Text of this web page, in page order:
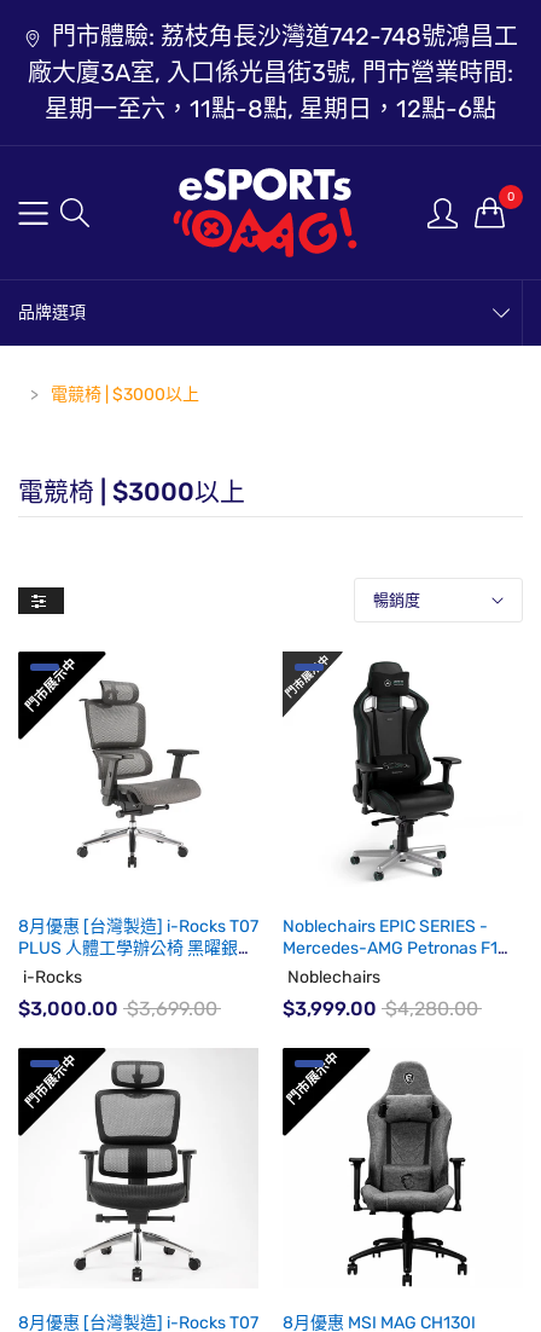
門市體驗: 荔枝角長沙灣道742-748號鴻昌工
廠大廈3A室, 入口係光昌街3號, 門市營業時間:
星期一至六，11點-8點, 星期日，12點-6點
0
品牌選項
電競椅 | $3000以上
電競椅 | $3000以上
暢銷度
8月優惠 [台灣製造] i-Rocks T07
PLUS 人體工學辦公椅 黑曜銀
(代理有貨)
i-Rocks
$3,000.00 $3,699.00
Noblechairs EPIC SERIES -
Mercedes-AMG Petronas F1
Team SPECIAL EDITION 人體工
有貨)
Noblechairs
$3,999.00 $4,280.00
8月優惠 [台灣製造] i-Rocks T07
8月優惠 MSI MAG CH130I